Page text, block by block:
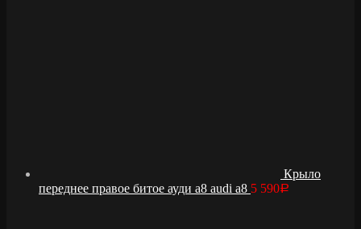
Крыло
переднее правое битое ауди а8 audi a8 5 590Р